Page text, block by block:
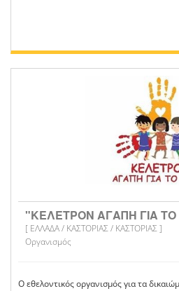
"ΚΕΛΕΤΡΟΝ ΑΓΑΠΗ ΓΙΑ ΤΟ
[ ΕΛΛΑΔΑ / ΚΑΣΤΟΡΙΑΣ / ΚΑΣΤΟΡΙΑΣ ]
Οργανισμός
Ο εθελοντικός οργανισμός για τα